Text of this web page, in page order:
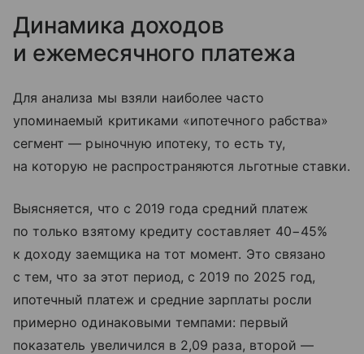
Динамика доходов
и ежемесячного платежа
Для анализа мы взяли наиболее часто
упоминаемый критиками «ипотечного рабства»
сегмент — рыночную ипотеку, то есть ту,
на которую не распространяются льготные ставки.
Выясняется, что с 2019 года средний платеж
по только взятому кредиту составляет 40−45%
к доходу заемщика на тот момент. Это связано
с тем, что за этот период, с 2019 по 2025 год,
ипотечный платеж и средние зарплаты росли
примерно одинаковыми темпами: первый
показатель увеличился в 2,09 раза, второй —